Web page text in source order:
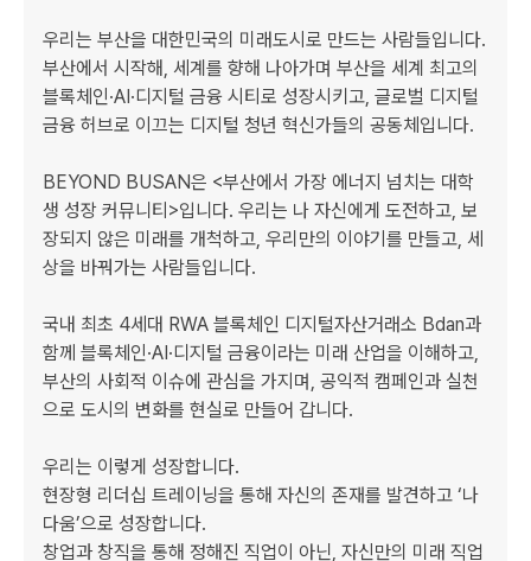
우리는 부산을 대한민국의 미래도시로 만드는 사람들입니다.
부산에서 시작해, 세계를 향해 나아가며 부산을 세계 최고의
블록체인·AI·디지털 금융 시티로 성장시키고, 글로벌 디지털
금융 허브로 이끄는 디지털 청년 혁신가들의 공동체입니다.
BEYOND BUSAN은 <부산에서 가장 에너지 넘치는 대학
생 성장 커뮤니티>입니다. 우리는 나 자신에게 도전하고, 보
장되지 않은 미래를 개척하고, 우리만의 이야기를 만들고, 세
상을 바꿔가는 사람들입니다.
국내 최초 4세대 RWA 블록체인 디지털자산거래소 Bdan과
함께 블록체인·AI·디지털 금융이라는 미래 산업을 이해하고,
부산의 사회적 이슈에 관심을 가지며, 공익적 캠페인과 실천
으로 도시의 변화를 현실로 만들어 갑니다.
우리는 이렇게 성장합니다.
현장형 리더십 트레이닝을 통해 자신의 존재를 발견하고 ‘나
다움’으로 성장합니다.
창업과 창직을 통해 정해진 직업이 아닌, 자신만의 미래 직업